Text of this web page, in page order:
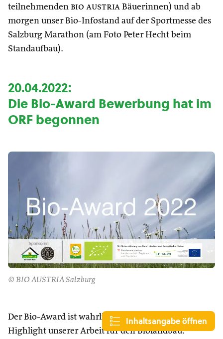
teilnehmenden bio austria Bäuerinnen) und ab
morgen unser Bio-Infostand auf der Sportmesse des
Salzburg Marathon (am Foto Peter Hecht beim
Standaufbau).
20.04.2022:
Die Bio-Award Bewerbung hat im
ORF begonnen
© BIO AUSTRIA Salzburg
Der Bio-Award ist wahrlich alle zwei Jahre ein
Highlight unserer Arbeit für den Biolandbau.
Inhaltsangabe öffnen